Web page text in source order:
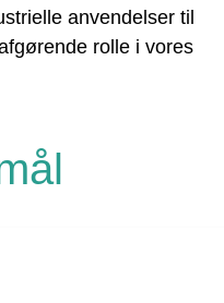
anvendelser til
rolle i vores